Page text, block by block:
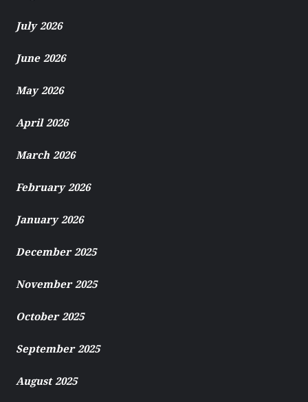
July 2026
June 2026
May 2026
April 2026
March 2026
February 2026
January 2026
December 2025
November 2025
October 2025
September 2025
August 2025